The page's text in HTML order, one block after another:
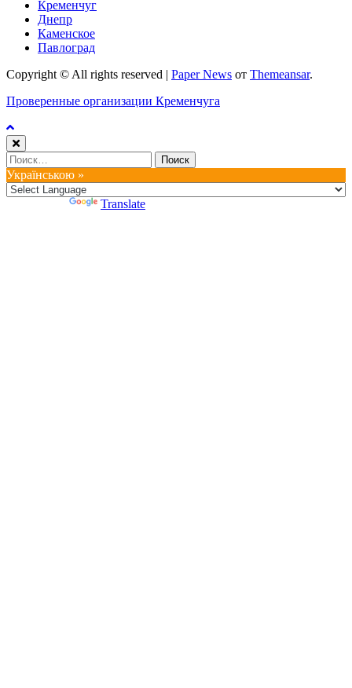
Кременчуг
Днепр
Каменское
Павлоград
Copyright © All rights reserved | Paper News от Themeansar.
Проверенные организации Кременчуга
Найти:
Українською »
Translate